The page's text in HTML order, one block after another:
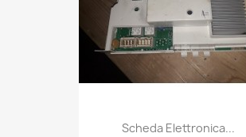
Scheda Elettronica...